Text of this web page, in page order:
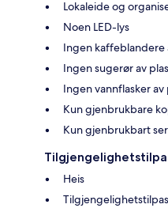
Lokaleide og
Noen LED-lys
Ingen kaffeblandere
Ingen sugerør av
Ingen vannflasker av
Kun gjenbrukbare
Kun gjenbrukbart
Heis